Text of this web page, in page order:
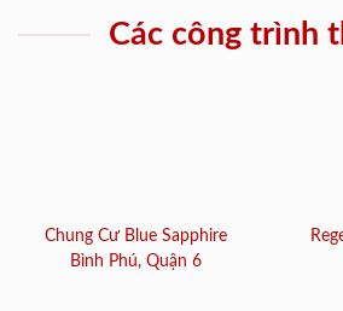
Các công trình
Chung Cư Blue Sapphire
Bình Phú, Quận 6